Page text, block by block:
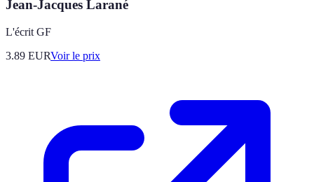
Jean-Jacques Larané
L'écrit GF
3.89 EURVoir le prix